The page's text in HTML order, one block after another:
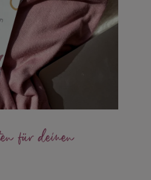
für deinen